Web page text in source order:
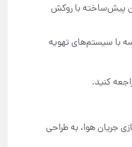
پیش‌ساخته با روکش
با سیستم‌های تهویه
کنید.
جریان هوا، به طراحی